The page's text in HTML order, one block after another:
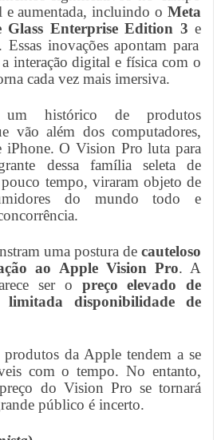
e aumentada, incluindo o Meta
Glass Enterprise Edition 3 e
. Essas inovações apontam para
interação digital e física com o
cada vez mais imersiva.
histórico de produtos
vão além dos computadores,
iPhone. O Vision Pro luta para
dessa família seleta de
tempo, viraram objeto de
do mundo todo e
uma postura de cauteloso
ao Apple Vision Pro. A
ser o preço elevado de
disponibilidade de
da Apple tendem a se
com o tempo. No entanto,
do Vision Pro se tornará
público é incerto.